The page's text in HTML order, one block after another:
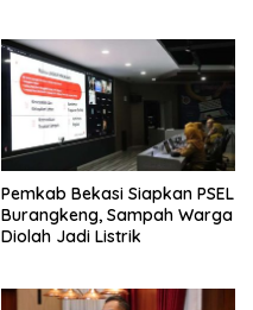
Pemkab Bekasi Siapkan PSEL
Burangkeng, Sampah Warga
Diolah Jadi Listrik